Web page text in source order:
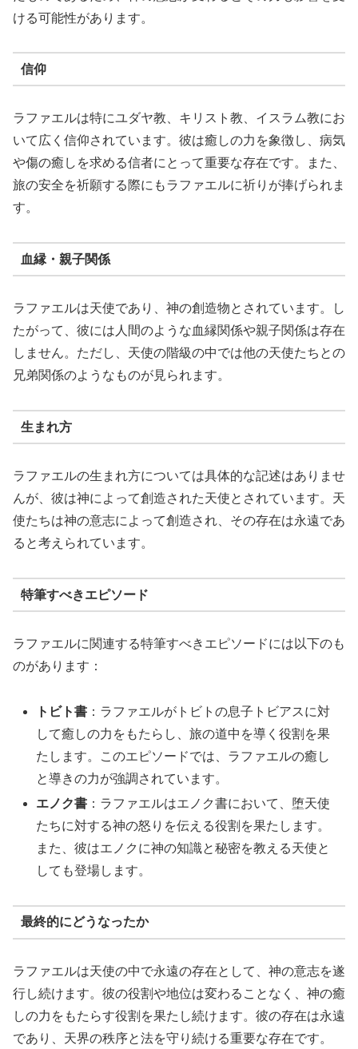
ける可能性があります。
信仰
ラファエルは特にユダヤ教、キリスト教、イスラム教にお
いて広く信仰されています。彼は癒しの力を象徴し、病気
や傷の癒しを求める信者にとって重要な存在です。また、
旅の安全を祈願する際にもラファエルに祈りが捧げられま
す。
血縁・親子関係
ラファエルは天使であり、神の創造物とされています。し
たがって、彼には人間のような血縁関係や親子関係は存在
しません。ただし、天使の階級の中では他の天使たちとの
兄弟関係のようなものが見られます。
生まれ方
ラファエルの生まれ方については具体的な記述はありませ
んが、彼は神によって創造された天使とされています。天
使たちは神の意志によって創造され、その存在は永遠であ
ると考えられています。
特筆すべきエピソード
ラファエルに関連する特筆すべきエピソードには以下のも
のがあります：
トビト書 ：ラファエルがトビトの息子トビアスに対
して癒しの力をもたらし、旅の道中を導く役割を果
たします。このエピソードでは、ラファエルの癒し
と導きの力が強調されています。
エノク書 ：ラファエルはエノク書において、堕天使
たちに対する神の怒りを伝える役割を果たします。
また、彼はエノクに神の知識と秘密を教える天使と
しても登場します。
最終的にどうなったか
ラファエルは天使の中で永遠の存在として、神の意志を遂
行し続けます。彼の役割や地位は変わることなく、神の癒
しの力をもたらす役割を果たし続けます。彼の存在は永遠
であり、天界の秩序と法を守り続ける重要な存在です。